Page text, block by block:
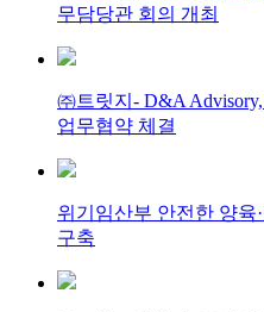
무담당관 회의 개최
㈜트릿지- D&A
업무협약 체결
위기임산부 안전한 양
구축